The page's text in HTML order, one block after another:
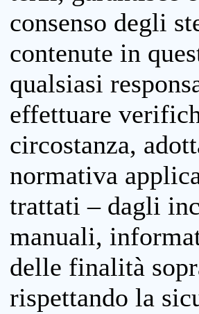
consenso degli
contenute in
qualsiasi
effettuare
circostanza,
normativa
trattati – dagli
manuali,
delle finalità
rispettando la